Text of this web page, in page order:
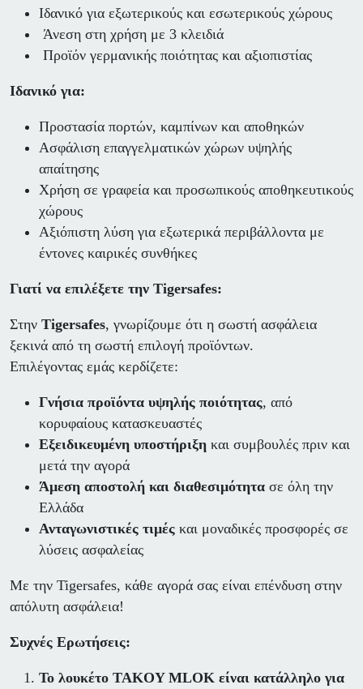
Ιδανικό για εξωτερικούς και εσωτερικούς χώρους
Άνεση στη χρήση με 3 κλειδιά
Προϊόν γερμανικής ποιότητας και αξιοπιστίας
Ιδανικό για:
Προστασία πορτών, καμπίνων και αποθηκών
Ασφάλιση επαγγελματικών χώρων υψηλής
απαίτησης
Χρήση σε γραφεία και προσωπικούς αποθηκευτικούς
χώρους
Αξιόπιστη λύση για εξωτερικά περιβάλλοντα με
έντονες καιρικές συνθήκες
Γιατί να επιλέξετε την Tigersafes:
Στην Tigersafes, γνωρίζουμε ότι η σωστή ασφάλεια
ξεκινά από τη σωστή επιλογή προϊόντων.
Επιλέγοντας εμάς κερδίζετε:
Γνήσια προϊόντα υψηλής ποιότητας, από
κορυφαίους κατασκευαστές
Εξειδικευμένη υποστήριξη και συμβουλές πριν και
μετά την αγορά
Άμεση αποστολή και διαθεσιμότητα σε όλη την
Ελλάδα
Ανταγωνιστικές τιμές και μοναδικές προσφορές σε
λύσεις ασφαλείας
Με την Tigersafes, κάθε αγορά σας είναι επένδυση στην
απόλυτη ασφάλεια!
Συχνές Ερωτήσεις:
Το λουκέτο TAKOY MLOK είναι κατάλληλο για